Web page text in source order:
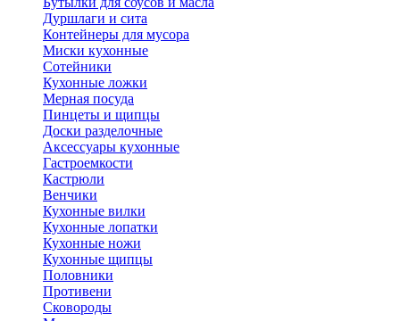
Дуршлаги и сита
Контейнеры для мусора
Миски кухонные
Сотейники
Кухонные ложки
Мерная посуда
Пинцеты и щипцы
Доски разделочные
Аксессуары кухонные
Гастроемкости
Кастрюли
Венчики
Кухонные вилки
Кухонные лопатки
Кухонные ножи
Кухонные щипцы
Половники
Противени
Сковороды